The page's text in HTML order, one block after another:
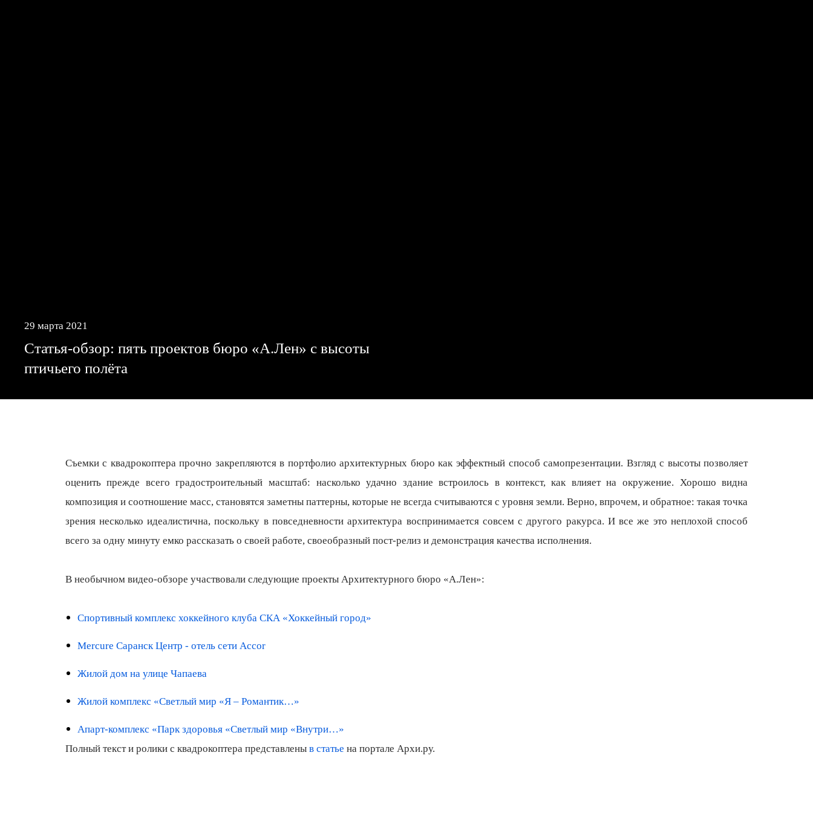
29 марта 2021
Статья-обзор: пять проектов бюро «А.Лен» с высоты
птичьего полёта
Съемки с квадрокоптера прочно закрепляются в портфолио архитектурных бюро как эффектный способ самопрезентации. Взгляд с высоты позволяет
оценить прежде всего градостроительный масштаб: насколько удачно здание встроилось в контекст, как влияет на окружение. Хорошо видна
композиция и соотношение масс, становятся заметны паттерны, которые не всегда считываются с уровня земли. Верно, впрочем, и обратное: такая точка
зрения несколько идеалистична, поскольку в повседневности архитектура воспринимается совсем с другого ракурса. И все же это неплохой способ
всего за одну минуту емко рассказать о своей работе, своеобразный пост-релиз и демонстрация качества исполнения.
В необычном видео-обзоре участвовали следующие проекты Архитектурного бюро «А.Лен»:
Спортивный комплекс хоккейного клуба СКА «Хоккейный город»
Mercure Саранск Центр - отель сети Accor
Жилой дом на улице Чапаева
Жилой комплекс «Светлый мир «Я – Романтик…»
Апарт-комплекс «Парк здоровья «Светлый мир «Внутри…»
Полный текст и ролики с квадрокоптера представлены в статье на портале Архи.ру.